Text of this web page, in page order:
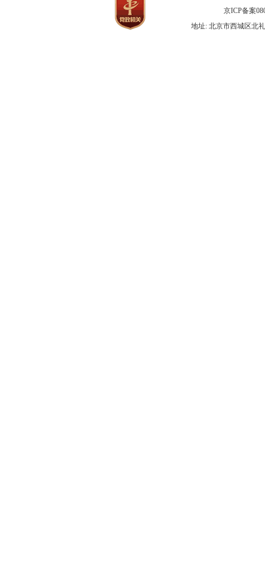
京ICP备案
地址: 北京市西城区北